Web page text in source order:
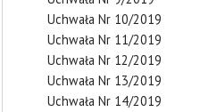
Uchwała Nr 10/2019
Uchwała Nr 11/2019
Uchwała Nr 12/2019
Uchwała Nr 13/2019
Uchwała Nr 14/2019